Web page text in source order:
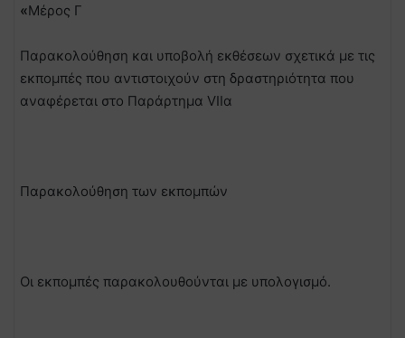
«Μέρος Γ
Παρακολούθηση και υποβολή εκθέσεων σχετικά με τις
εκπομπές που αντιστοιχούν στη δραστηριότητα που
αναφέρεται στο Παράρτημα VIΙα
Παρακολούθηση των εκπομπών
Οι εκπομπές παρακολουθούνται με υπολογισμό.